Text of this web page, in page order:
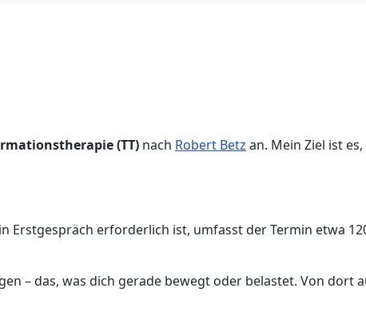
(TT) nach Robert Betz an. Mein Ziel ist
Erstgespräch erforderlich ist, umfasst der Termin etwa
– das, was dich gerade bewegt oder belastet. Von dort